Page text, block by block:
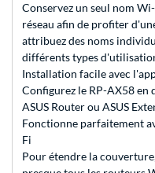
Conservez un seul nom
réseau afin de profiter
attribuez des noms
différents types
Installation facile avec
Configurez le RP-AX58
ASUS Router ou ASUS
Fonctionne parfaitement
Fi
Pour étendre la